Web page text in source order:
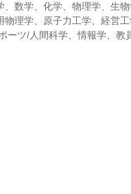
数学、化学、物理学、生
理学、原子力工学、経営
ツ/人間科学、情報学、教